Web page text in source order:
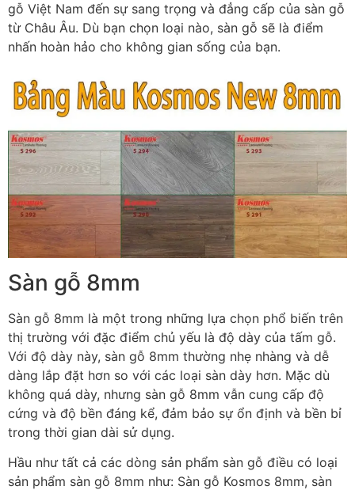
gỗ Việt Nam đến sự sang trọng và đẳng cấp của sàn gỗ
từ Châu Âu. Dù bạn chọn loại nào, sàn gỗ sẽ là điểm
nhấn hoàn hảo cho không gian sống của bạn.
Sàn gỗ 8mm
Sàn gỗ 8mm là một trong những lựa chọn phổ biến trên
thị trường với đặc điểm chủ yếu là độ dày của tấm gỗ.
Với độ dày này, sàn gỗ 8mm thường nhẹ nhàng và dễ
dàng lắp đặt hơn so với các loại sàn dày hơn. Mặc dù
không quá dày, nhưng sàn gỗ 8mm vẫn cung cấp độ
cứng và độ bền đáng kể, đảm bảo sự ổn định và bền bỉ
trong thời gian dài sử dụng.
Hầu như tất cả các dòng sản phẩm sàn gỗ điều có loại
sản phẩm sàn gỗ 8mm như: Sàn gỗ Kosmos 8mm, sàn